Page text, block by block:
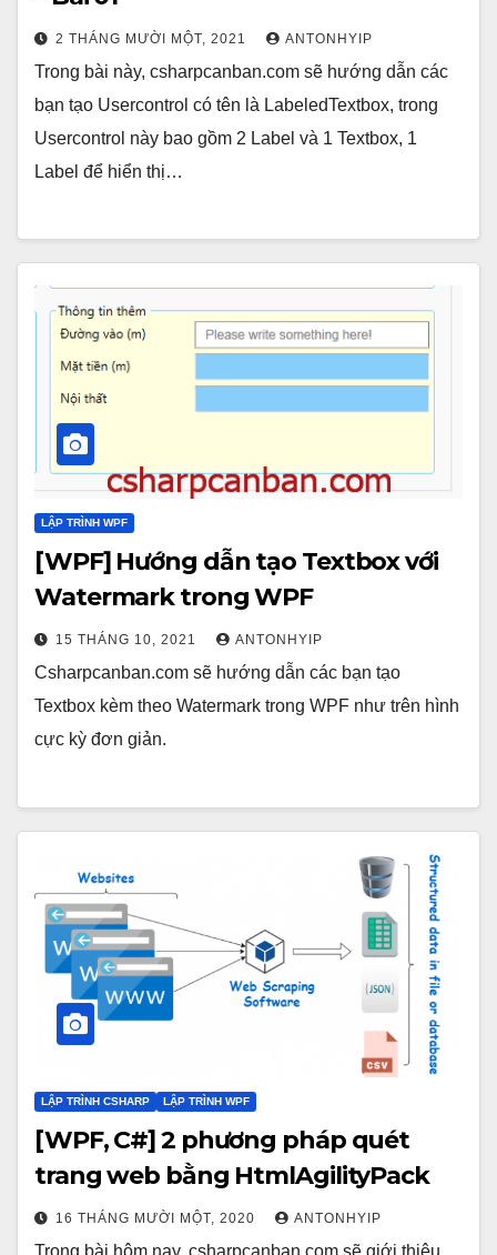
2 THÁNG MƯỜI MỘT, 2021 ANTONHYIP
Trong bài này, csharpcanban.com sẽ hướng dẫn các
bạn tạo Usercontrol có tên là LabeledTextbox, trong
Usercontrol này bao gồm 2 Label và 1 Textbox, 1
Label để hiển thị…
LẬP TRÌNH WPF
[WPF] Hướng dẫn tạo Textbox với
Watermark trong WPF
15 THÁNG 10, 2021 ANTONHYIP
Csharpcanban.com sẽ hướng dẫn các bạn tạo
Textbox kèm theo Watermark trong WPF như trên hình
cực kỳ đơn giản.
LẬP TRÌNH CSHARP LẬP TRÌNH WPF
[WPF, C#] 2 phương pháp quét
trang web bằng HtmlAgilityPack
16 THÁNG MƯỜI MỘT, 2020 ANTONHYIP